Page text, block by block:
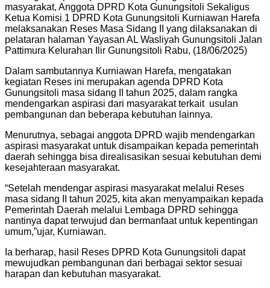
masyarakat, Anggota DPRD Kota Gunungsitoli Sekaligus
Ketua Komisi 1 DPRD Kota Gunungsitoli Kurniawan Harefa
melaksanakan Reses Masa Sidang II yang dilaksanakan di
pelataran halaman Yayasan AL Wasliyah Gunungsitoli Jalan
Pattimura Kelurahan Ilir Gunungsitoli Rabu, (18/06/2025)
Dalam sambutannya Kurniawan Harefa, mengatakan
kegiatan Reses ini merupakan agenda DPRD Kota
Gunungsitoli masa sidang II tahun 2025, dalam rangka
mendengarkan aspirasi dari masyarakat terkait usulan
pembangunan dan beberapa kebutuhan lainnya.
Menurutnya, sebagai anggota DPRD wajib mendengarkan
aspirasi masyarakat untuk disampaikan kepada pemerintah
daerah sehingga bisa direalisasikan sesuai kebutuhan demi
kesejahteraan masyarakat.
“Setelah mendengar aspirasi masyarakat melalui Reses
masa sidang II tahun 2025, kita akan menyampaikan kepada
Pemerintah Daerah melalui Lembaga DPRD sehingga
nantinya dapat terwujud dan bermanfaat untuk kepentingan
umum,”ujar, Kurniawan.
Ia berharap, hasil Reses DPRD Kota Gunungsitoli dapat
mewujudkan pembangunan dari berbagai sektor sesuai
harapan dan kebutuhan masyarakat.